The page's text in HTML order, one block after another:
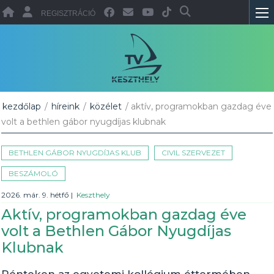
REGISZTRÁCIÓ
kezdőlap / híreink / közélet / aktív, programokban gazdag éve
volt a bethlen gábor nyugdíjas klubnak
BETHLEN GÁBOR NYUGDÍJAS KLUB CIVIL SZERVEZET
BESZÁMOLÓ
2026. már. 9. hétfő | Keszthely
Aktív, programokban gazdag éve
volt a Bethlen Gábor Nyugdíjas
Klubnak